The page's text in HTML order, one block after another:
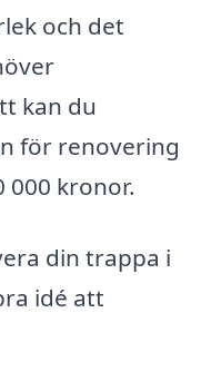
och det
kan du
för renovering
000 kronor.
din trappa i
idé att